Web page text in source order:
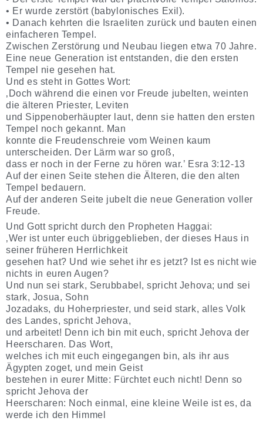
• Er wurde zerstört (babylonisches Exil).
• Danach kehrten die Israeliten zurück und bauten einen
einfacheren Tempel.
Zwischen Zerstörung und Neubau liegen etwa 70 Jahre.
Eine neue Generation ist entstanden, die den ersten
Tempel nie gesehen hat.
Und es steht in Gottes Wort:
‚Doch während die einen vor Freude jubelten, weinten
die älteren Priester, Leviten
und Sippenoberhäupter laut, denn sie hatten den ersten
Tempel noch gekannt. Man
konnte die Freudenschreie vom Weinen kaum
unterscheiden. Der Lärm war so groß,
dass er noch in der Ferne zu hören war.’ Esra 3:12-13
Auf der einen Seite stehen die Älteren, die den alten
Tempel bedauern.
Auf der anderen Seite jubelt die neue Generation voller
Freude.
Und Gott spricht durch den Propheten Haggai:
‚Wer ist unter euch übriggeblieben, der dieses Haus in
seiner früheren Herrlichkeit
gesehen hat? Und wie sehet ihr es jetzt? Ist es nicht wie
nichts in euren Augen?
Und nun sei stark, Serubbabel, spricht Jehova; und sei
stark, Josua, Sohn
Jozadaks, du Hoherpriester, und seid stark, alles Volk
des Landes, spricht Jehova,
und arbeitet! Denn ich bin mit euch, spricht Jehova der
Heerscharen. Das Wort,
welches ich mit euch eingegangen bin, als ihr aus
Ägypten zoget, und mein Geist
bestehen in eurer Mitte: Fürchtet euch nicht! Denn so
spricht Jehova der
Heerscharen: Noch einmal, eine kleine Weile ist es, da
werde ich den Himmel